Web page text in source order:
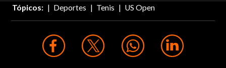
Tópicos: Deportes Tenis US Open